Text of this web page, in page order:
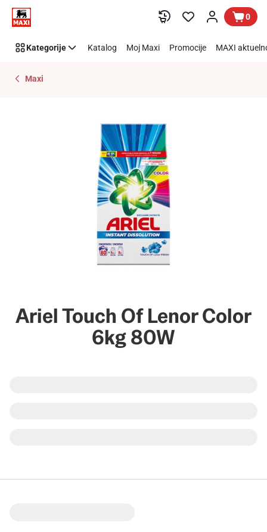
Preskoči link 0
Kategorije Katalog Moj Maxi Promocije MAXI
Maxi
Ariel Touch Of Lenor Color
6kg 80W